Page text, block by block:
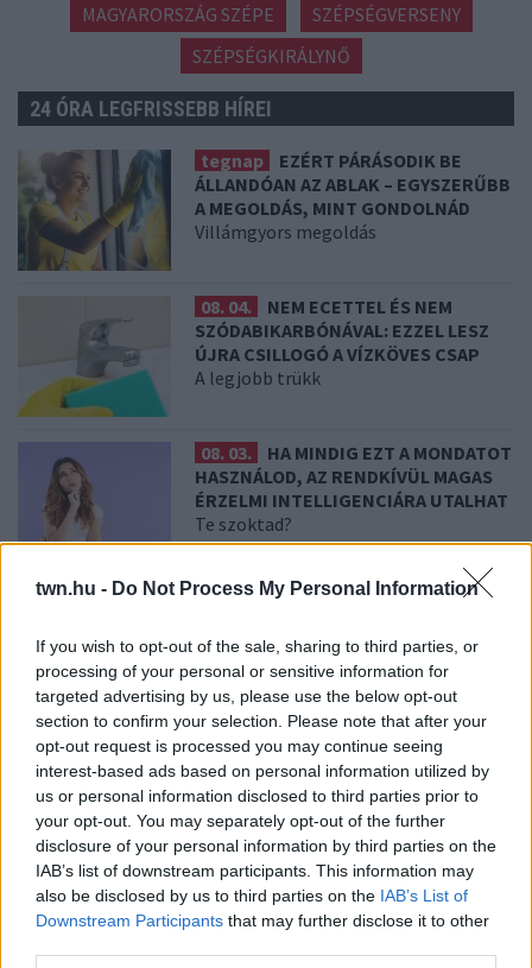
twn.hu - Do Not Process My Personal Information
If you wish to opt-out of the sale, sharing to third parties, or
processing of your personal or sensitive information for
targeted advertising by us, please use the below opt-out
section to confirm your selection. Please note that after your
opt-out request is processed you may continue seeing
interest-based ads based on personal information utilized by
us or personal information disclosed to third parties prior to
your opt-out. You may separately opt-out of the further
disclosure of your personal information by third parties on the
IAB’s list of downstream participants. This information may
also be disclosed by us to third parties on the IAB’s List of
Downstream Participants that may further disclose it to other
MAGYARORSZÁG SZÉPE
SZÉPSÉGVERSENY
SZÉPSÉGKIRÁLYNŐ
24 ÓRA LEGFRISSEBB HÍREI
tegnap
EZÉRT PÁRÁSODIK BE
ÁLLANDÓAN AZ ABLAK – EGYSZERŰBB
A MEGOLDÁS, MINT GONDOLNÁD
Villámgyors megoldás
08. 04.
NEM ECETTEL ÉS NEM
SZÓDABIKARBÓNÁVAL: EZZEL LESZ
ÚJRA CSILLOGÓ A VÍZKÖVES CSAP
A legjobb trükk
08. 03.
HA MINDIG EZT A MONDATOT
HASZNÁLOD, AZ RENDKÍVÜL MAGAS
ÉRZELMI INTELLIGENCIÁRA UTALHAT
Te szoktad?
08. 02.
SOKAN ROSSZUL TÁROLJÁK
CSÖKKENHET A HATÁSUK
Érdemes odafigyelni rá
08. 01.
EGYRE TÖBB FIATALNÁL JELENTKEZIK EZ A
VITAMINHIÁNY – ILYEN JELEKRE FIGYELJ
Erre figyelj!
07. 31.
NEM A CITROMSAV, AZ ECET VAGY A
SZÓDABIKARBÓNA A LEGERŐSEBB: EZT HASZNÁLJÁK A
SZÁLLODÁKBAN A VÍZKŐ ELLEN
Ez a szer tényleg eltünteti a vízkövet
07. 31.
HAGYD A SÓT: EGY CSIPET EBBŐL A FŐZŐVÍZBE,